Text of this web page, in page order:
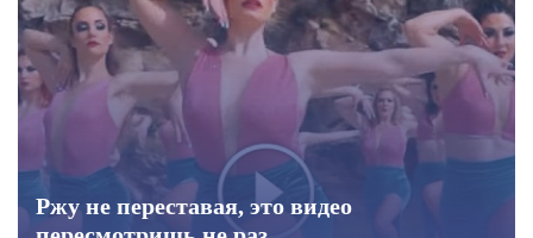
Ржу не переставая, это видео